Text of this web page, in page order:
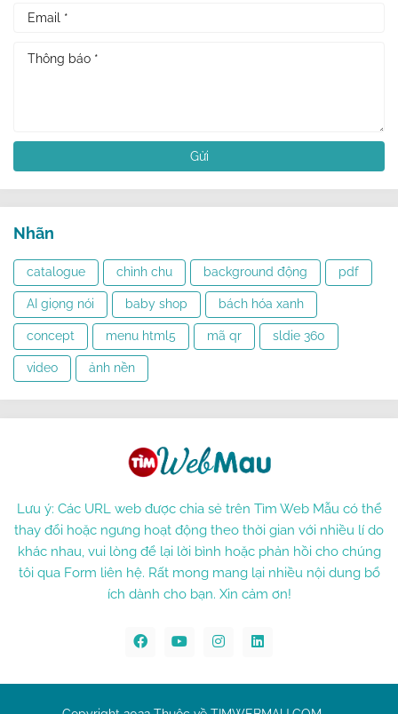
Nhãn
catalogue chỉnh chu background động pdf
AI giọng nói baby shop bách hóa xanh
concept menu html5 mã qr sldie 360
video ảnh nền
Lưu ý: Các URL web được chia sẻ trên Tìm Web Mẫu có thể
thay đổi hoặc ngưng hoạt động theo thời gian với nhiều lí do
khác nhau, vui lòng để lại lời bình hoặc phản hồi cho chúng
tôi qua Form liên hệ. Rất mong mang lại nhiều nội dung bổ
ích dành cho bạn. Xin cảm ơn!